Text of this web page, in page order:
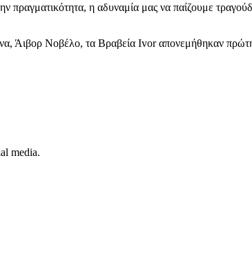
η αδυναμία μας να παίζουμε
Άιβορ Νοβέλο, τα Βραβεία Ivor απονεμήθηκαν
media.